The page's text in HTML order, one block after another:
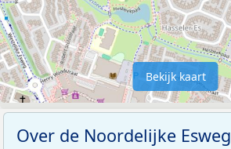
Bekijk kaart
Over de Noordelijke Esweg